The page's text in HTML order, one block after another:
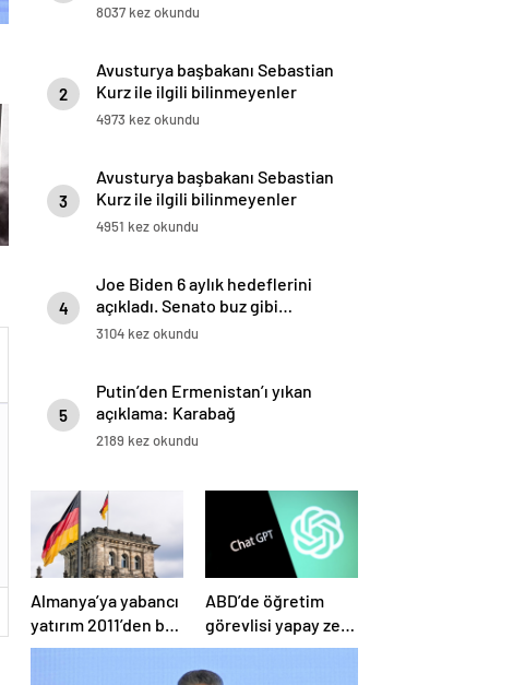
8037 kez okundu
2
Avusturya başbakanı Sebastian
Kurz ile ilgili bilinmeyenler
4973 kez okundu
3
Avusturya başbakanı Sebastian
Kurz ile ilgili bilinmeyenler
4951 kez okundu
4
Joe Biden 6 aylık hedeflerini
açıkladı. Senato buz gibi…
3104 kez okundu
5
Putin’den Ermenistan’ı yıkan
açıklama: Karabağ
Azerbaycan’ın ayrılmaz bir
2189 kez okundu
Almanya’ya yabancı
yatırım 2011’den bu
yana en düşük
ABD’de öğretim
görevlisi yapay zeka
kullandı: Öğrenci
ders ücretini geri